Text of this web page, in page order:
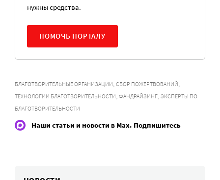
нужны средства.
ПОМОЧЬ ПОРТАЛУ
БЛАГОТВОРИТЕЛЬНЫЕ ОРГАНИЗАЦИИ СБОР ПОЖЕРТВОВАНИЙ
ТЕХНОЛОГИИ БЛАГОТВОРИТЕЛЬНОСТИ ФАНДРАЙЗИНГ ЭКСПЕРТЫ ПО
БЛАГОТВОРИТЕЛЬНОСТИ
Наши статьи и новости в Max. Подпишитесь